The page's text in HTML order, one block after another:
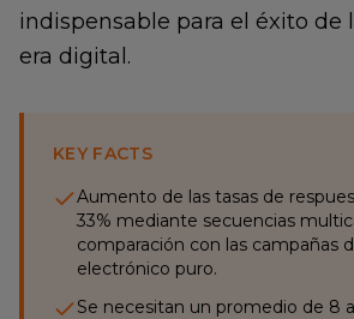
indispensable para el éxito de
era digital.
KEY FACTS
Aumento de las tasas de
33% mediante secuencias
comparación con las campañas
electrónico puro.
Se necesitan un promedio de 8